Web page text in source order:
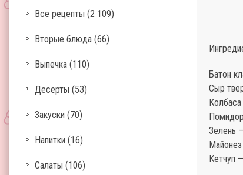
Все рецепты (2 109)
Вторые блюда (66)
Выпечка (110)
Десерты (53)
Закуски (70)
Напитки (16)
Салаты (106)
Батон
Сыр
Зелень
Кетчуп